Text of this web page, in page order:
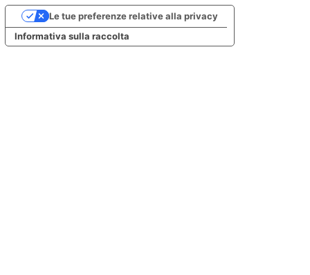
Informativa sulla raccolta
Le tue preferenze relative alla privacy